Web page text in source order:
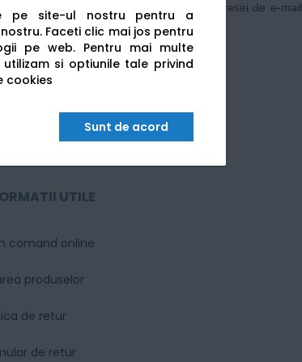
pe site-ul nostru pentru a
Faceti clic mai jos pentru
pe web. Pentru mai multe
si optiunile tale privind
cookies
Sunt de acord
nr.4, jud. Bacau, sau prin intermediul adresei de e-mail
UTILE
comand online
produselor
de retur
de retur